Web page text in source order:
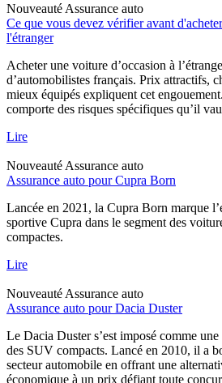
Nouveauté Assurance auto
Ce que vous devez vérifier avant
l'étranger
Acheter une voiture d’occasion à
d’automobilistes français. Prix attractifs,
mieux équipés expliquent cet
comporte des risques spécifiques qu’il
Lire
Nouveauté Assurance auto
Assurance auto pour Cupra Born
Lancée en 2021, la Cupra Born marque
sportive Cupra dans le segment des
compactes.
Lire
Nouveauté Assurance auto
Assurance auto pour Dacia Duster
Le Dacia Duster s’est imposé comme
des SUV compacts. Lancé en 2010, il a
secteur automobile en offrant une
économique à un prix défiant toute